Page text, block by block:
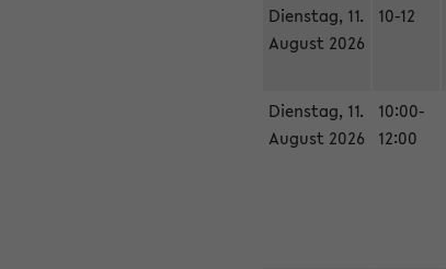
Dienstag, 11.
August 2026
10-12
Dienstag, 11.
August 2026
10:00-
12:00